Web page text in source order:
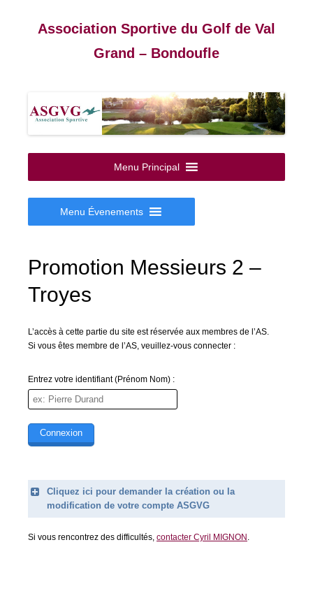
Association Sportive du Golf de Val
Grand – Bondoufle
au
contenu
Menu Principal
Menu Évenements
Promotion Messieurs 2 –
Troyes
L’accès à cette partie du site est réservée aux membres de l’AS.
Si vous êtes membre de l’AS, veuillez-vous connecter :
Entrez votre identifiant (Prénom Nom) :
Cliquez ici pour demander la création ou la
modification de votre compte ASGVG
Prénom (obligatoire)
Si vous rencontrez des difficultés, contacter Cyril MIGNON.